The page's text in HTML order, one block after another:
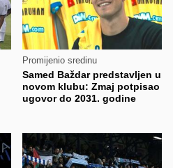
Promijenio sredinu
Samed Baždar predstavljen u
novom klubu: Zmaj potpisao
ugovor do 2031. godine